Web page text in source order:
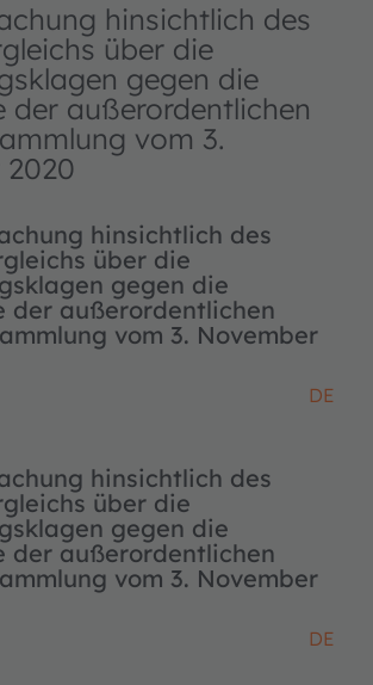
hinsichtlich des
über die
gegen die
der außerordentlichen
vom 3.
hinsichtlich des
über die
gegen die
der außerordentlichen
vom 3. November
DE
hinsichtlich des
über die
gegen die
der außerordentlichen
vom 3. November
DE